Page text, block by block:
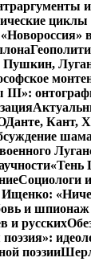
Пушкин,
III»:
Данте, Кант,
«Тень
Социологи
и шпионаж
и русских
поэзии